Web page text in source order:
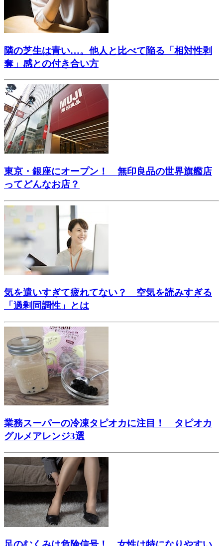
隣の芝生は青い…。他人と比べて陥る「相対性剥
奪」感との付き合い方
東京・銀座にオープン！ 無印良品の世界旗艦店
ってどんなお店？
気を遣いすぎて疲れてない？ 空気を読みすぎる
「過剰同調性」とは
業務スーパーの冷凍タピオカに注目！ タピオカ
グルメアレンジ3選